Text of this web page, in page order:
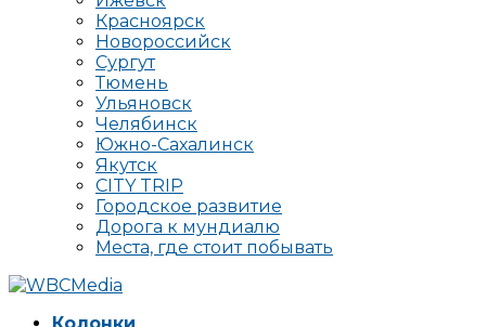
Красноярск
Новороссийск
Сургут
Тюмень
Ульяновск
Челябинск
Южно-Сахалинск
Якутск
CITY TRIP
Городское развитие
Дорога к мундиалю
Места, где стоит побывать